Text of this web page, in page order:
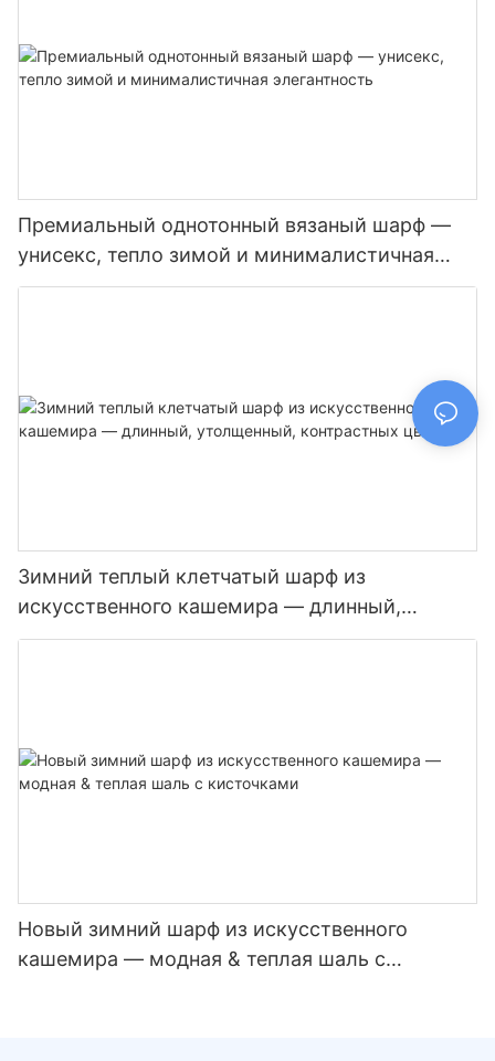
Премиальный однотонный вязаный шарф —
унисекс, тепло зимой и минималистичная
элегантность
Зимний теплый клетчатый шарф из
искусственного кашемира — длинный,
утолщенный, контрастных цветов
Новый зимний шарф из искусственного
кашемира — модная & теплая шаль с